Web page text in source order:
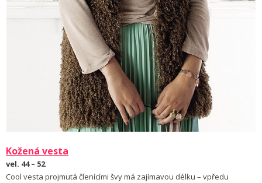
Kožená vesta
vel. 44 – 52
Cool vesta projmutá členícími švy má zajímavou délku – vpředu